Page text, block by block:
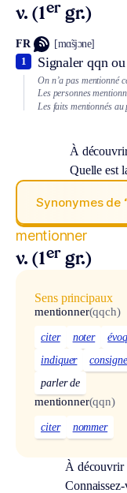
v. (1er gr.)
FR [mɑ̃sjɔne]
Signaler qqn
1
On n’a pas mentionné
Les personnes
Les faits mentionnés au
À
Quelle est
Synonymes de
mentionner
v. (1er gr.)
Sens principaux
mentionner(qqch)
citer noter
indiquer
parler de
mentionner(qqn)
citer nommer
À découvrir